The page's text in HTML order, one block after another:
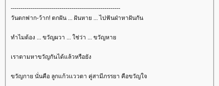
--------------------------------------------------------
วันตกฟาก-ว้าก! ตกฝัน ... ฝันหาย ... ไปฟันฝ่าหาฝันกัน
ทำไมต้อง ... ขวัญผวา ... ใช่ว่า ... ขวัญหา
เราตามหาขวัญกันได้แล้วหรือยัง
ขวัญกาย นั่นคือ ลูกแก้วเเววตา คู่สามีภรรยา คือขวัญใจ